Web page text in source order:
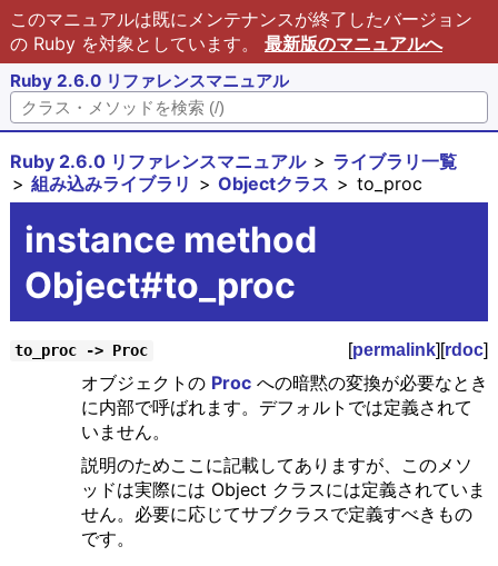
このマニュアルは既にメンテナンスが終了したバージョン
の Ruby を対象としています。 最新版のマニュアルへ
Ruby 2.6.0 リファレンスマニュアル
Ruby 2.6.0 リファレンスマニュアル
ライブラリ一覧
組み込みライブラリ
Objectクラス to_proc
instance method
Object#to_proc
to_proc -> Proc [permalink][rdoc]
オブジェクトの Procへの暗黙の変換が必要なとき
に内部で呼ばれます。デフォルトでは定義されて
いません。
説明のためここに記載してありますが、このメソ
ッドは実際には Object クラスには定義されていま
せん。必要に応じてサブクラスで定義すべきもの
です。